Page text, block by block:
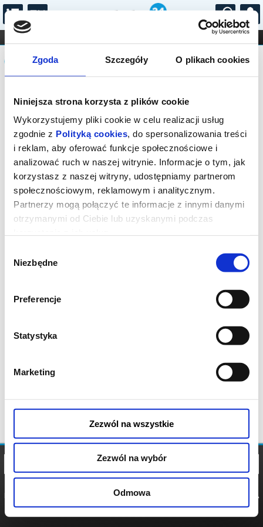
Zgoda Szczegóły O plikach cookies
Niniejsza strona korzysta z plików cookie
Wykorzystujemy pliki cookie w celu realizacji usług
zgodnie z Polityką cookies, do spersonalizowania treści
i reklam, aby oferować funkcje społecznościowe i
analizować ruch w naszej witrynie. Informacje o tym, jak
korzystasz z naszej witryny, udostępniamy partnerom
społecznościowym, reklamowym i analitycznym.
Partnerzy mogą połączyć te informacje z innymi danymi
otrzymanymi od Ciebie lub uzyskanymi podczas
zgody
Niezbędne
Preferencje
Statystyka
Marketing
Zezwól na wszystkie
Zezwól na wybór
Odmowa
...
FILHARMONIA OPERA I BALET
STAND-UP
DLA DZIECI
Komunikat
Sprzedaż on-line została zakończona,
sprawdź dostępność biletów w kasie.
POLITYKA
POLITYKA